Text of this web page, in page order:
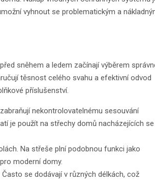
vyhnout se problematickým a
sněhem a ledem začínají výběrem
těsnost celého svahu a efektivní odvod
příslušenství.
nekontrolovatelnému sesouvání
je použít na střechy domů nacházejících
Na střeše plní podobnou funkci jako
moderní domy.
se dodávají v různých délkách, což